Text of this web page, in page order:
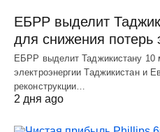
ЕБРР выделит
для снижения потерь
ЕБРР выделит Таджикистану 10
электроэнергии Таджикистан и
реконструкции…
2 дня ago